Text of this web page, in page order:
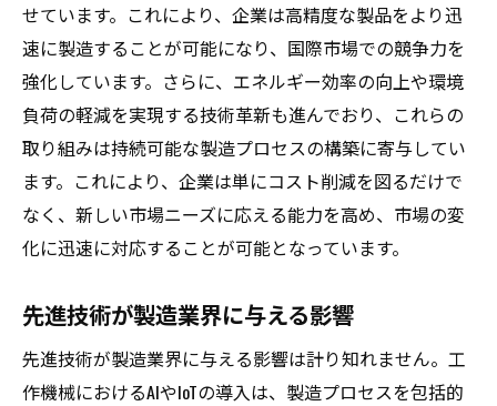
せています。これにより、企業は高精度な製品をより迅
速に製造することが可能になり、国際市場での競争力を
強化しています。さらに、エネルギー効率の向上や環境
負荷の軽減を実現する技術革新も進んでおり、これらの
取り組みは持続可能な製造プロセスの構築に寄与してい
ます。これにより、企業は単にコスト削減を図るだけで
なく、新しい市場ニーズに応える能力を高め、市場の変
化に迅速に対応することが可能となっています。
先進技術が製造業界に与える影響
先進技術が製造業界に与える影響は計り知れません。工
作機械におけるAIやIoTの導入は、製造プロセスを包括的